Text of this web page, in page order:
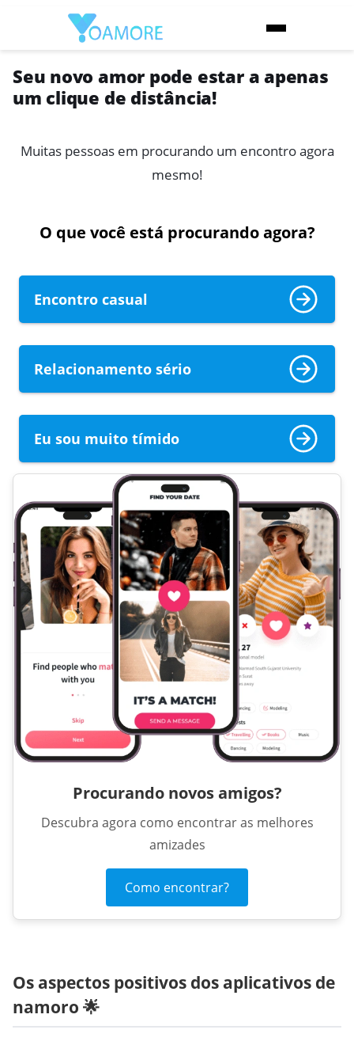
Seu novo amor pode estar a apenas
um clique de distância!
Muitas pessoas em procurando um encontro agora
mesmo!
O que você está procurando agora?
Encontro casual
Relacionamento sério
Eu sou muito tímido
Procurando novos amigos?
Descubra agora como encontrar as melhores
amizades
Como encontrar?
Os aspectos positivos dos aplicativos de
namoro 🌟